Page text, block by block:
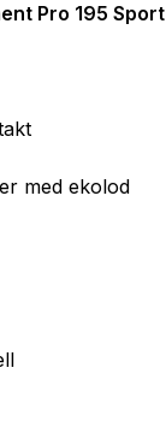
Pro 195
med ekolod